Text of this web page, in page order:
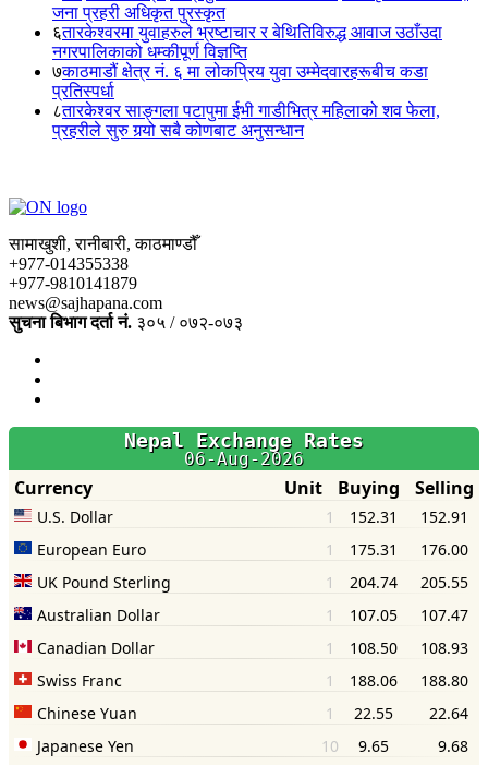
जना प्रहरी अधिकृत पुरस्कृत
६तारकेश्वरमा युवाहरुले भ्रष्टाचार र बेथितिविरुद्ध आवाज उठाँउदा
नगरपालिकाको धम्कीपूर्ण विज्ञप्ति
७काठमाडौं क्षेत्र नं. ६ मा लोकप्रिय युवा उम्मेदवारहरूबीच कडा
प्रतिस्पर्धा
८तारकेश्वर साङ्गला पटापुमा ईभी गाडीभित्र महिलाको शव फेला,
प्रहरीले सुरु गर्‍यो सबै कोणबाट अनुसन्धान
सामाखुशी, रानीबारी, काठमाण्डौँ
+977-014355338
+977-9810141879
news@sajhapana.com
सुचना बिभाग दर्ता नं. ३०५ / ०७२-०७३